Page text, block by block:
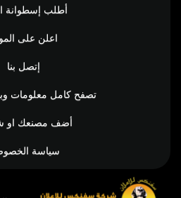
أطلب إسطوانة
اعلن على
إتصل بنا
تصفح كامل معلومات
أضف مصنعك او
سياسة